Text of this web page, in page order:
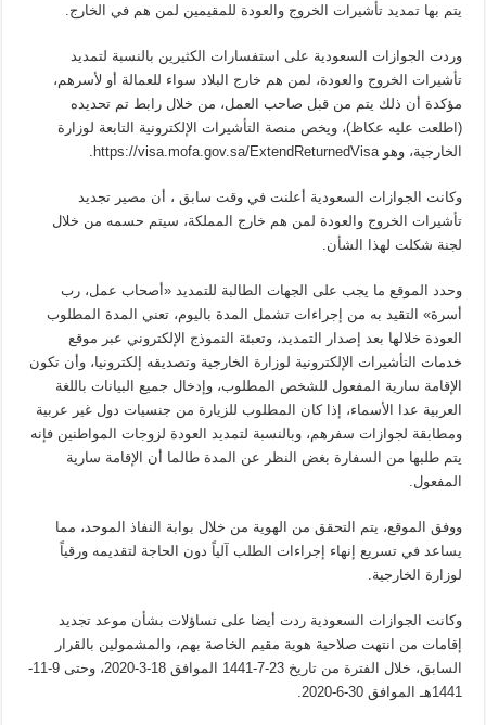
يتم بها تمديد تأشيرات الخروج والعودة للمقيمين لمن هم في الخارج.
وردت الجوازات السعودية على استفسارات الكثيرين بالنسبة لتمديد
تأشيرات الخروج والعودة، لمن هم خارج البلاد سواء للعمالة أو لأسرهم،
مؤكدة أن ذلك يتم من قبل صاحب العمل، من خلال رابط تم تحديده
(اطلعت عليه عكاظ)، ويخص منصة التأشيرات الإلكترونية التابعة لوزارة
الخارجية، وهو https://visa.mofa.gov.sa/ExtendReturnedVisa.
وكانت الجوازات السعودية أعلنت في وقت سابق ، أن مصير تجديد
تأشيرات الخروج والعودة لمن هم خارج المملكة، سيتم حسمه من خلال
لجنة شكلت لهذا الشأن.
وحدد الموقع ما يجب على الجهات الطالبة للتمديد «أصحاب عمل، رب
أسرة» التقيد به من إجراءات تشمل المدة باليوم، تعني المدة المطلوب
العودة خلالها بعد إصدار التمديد، وتعبئة النموذج الإلكتروني عبر موقع
خدمات التأشيرات الإلكترونية لوزارة الخارجية وتصديقه إلكترونيا، وأن تكون
الإقامة سارية المفعول للشخص المطلوب، وإدخال جميع البيانات باللغة
العربية عدا الأسماء، إذا كان المطلوب للزيارة من جنسيات دول غير عربية
ومطابقة لجوازات سفرهم، وبالنسبة لتمديد العودة لزوجات المواطنين فإنه
يتم طلبها من السفارة بغض النظر عن المدة طالما أن الإقامة سارية
المفعول.
ووفق الموقع، يتم التحقق من الهوية من خلال بوابة النفاذ الموحد، مما
يساعد في تسريع إنهاء إجراءات الطلب آلياً دون الحاجة لتقديمه ورقياً
لوزارة الخارجية.
وكانت الجوازات السعودية ردت أيضا على تساؤلات بشأن موعد تجديد
إقامات من انتهت صلاحية هوية مقيم الخاصة بهم، والمشمولين بالقرار
السابق، خلال الفترة من تاريخ 23-7-1441 الموافق 18-3-2020، وحتى 9-11-
1441هـ الموافق 30-6-2020.